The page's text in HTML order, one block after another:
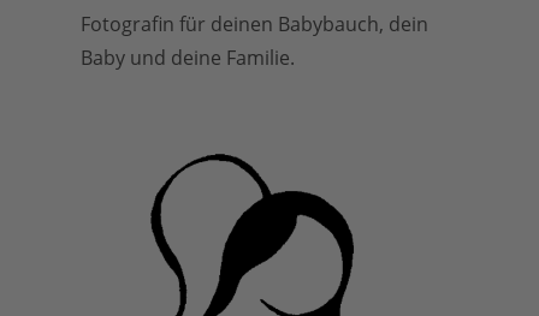
Fotografin für deinen Babybauch, dein
Baby und deine Familie.